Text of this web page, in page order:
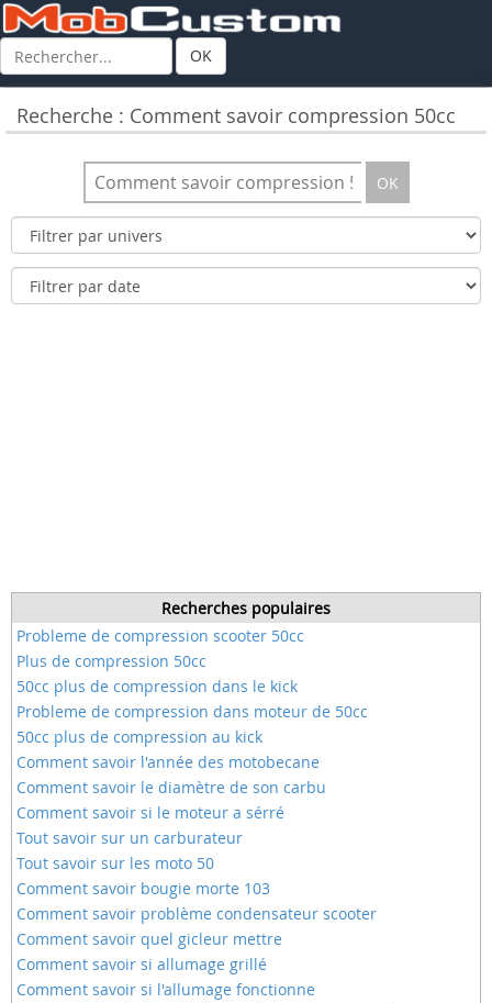
OK
Recherche : Comment savoir compression 50cc
OK
Recherches populaires
Probleme de compression scooter 50cc
Plus de compression 50cc
50cc plus de compression dans le kick
Probleme de compression dans moteur de 50cc
50cc plus de compression au kick
Comment savoir l'année des motobecane
Comment savoir le diamètre de son carbu
Comment savoir si le moteur a sérré
Tout savoir sur un carburateur
Tout savoir sur les moto 50
Comment savoir bougie morte 103
Comment savoir problème condensateur scooter
Comment savoir quel gicleur mettre
Comment savoir si allumage grillé
Comment savoir si l'allumage fonctionne